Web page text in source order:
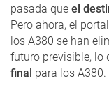
pasada que el
Pero ahora, el portal
los A380 se han
futuro previsible, lo
final para los A380.